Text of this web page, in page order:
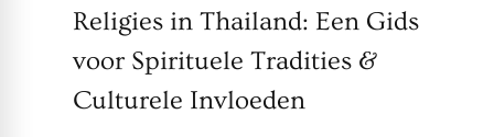
Religies in Thailand: Een Gids
voor Spirituele Tradities &
Culturele Invloeden